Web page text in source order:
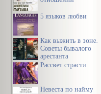
5 языков любви
Как выжить в зоне.
Советы бывалого
арестанта
Рассвет страсти
Невеста по найму